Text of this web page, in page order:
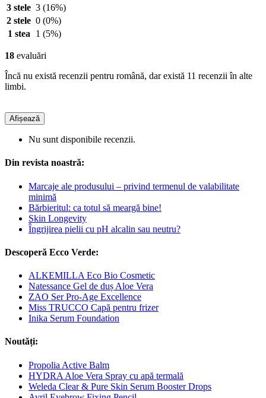
3 stele 3 (16%)
2 stele 0 (0%)
1 stea
1 (5%)
18 evaluări
Încă nu există recenzii pentru română, dar există 11 recenzii în alte
limbi.
Afișează
Nu sunt disponibile recenzii.
Din revista noastră:
Marcaje ale produsului – privind termenul de valabilitate
minimă
Bărbieritul: ca totul să meargă bine!
Skin Longevity
Îngrijirea pielii cu pH alcalin sau neutru?
Descoperă Ecco Verde:
ALKEMILLA Eco Bio Cosmetic
Natessance Gel de duș Aloe Vera
ZAO Ser Pro-Age Excellence
Miss TRUCCO Capă pentru frizer
Inika Serum Foundation
Noutăți:
Propolia Active Balm
HYDRA Aloe Vera Spray cu apă termală
Weleda Clear & Pure Skin Serum Booster Drops